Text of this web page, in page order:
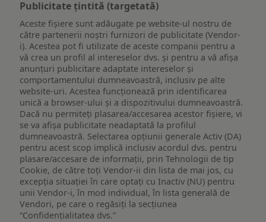
Publicitate țintită (targetată)
Aceste fișiere sunt adăugate pe website-ul nostru de
către partenerii noștri furnizori de publicitate (Vendor-
i). Acestea pot fi utilizate de aceste companii pentru a
vă crea un profil al intereselor dvs. și pentru a vă afișa
anunțuri publicitare adaptate intereselor și
comportamentului dumneavoastră, inclusiv pe alte
website-uri. Acestea funcționează prin identificarea
unică a browser-ului și a dispozitivului dumneavoastră.
Dacă nu permiteți plasarea/accesarea acestor fișiere, vi
se va afișa publicitate neadaptată la profilul
dumneavoastră. Selectarea opțiunii generale Activ (DA)
pentru acest scop implică inclusiv acordul dvs. pentru
plasare/accesare de informații, prin Tehnologii de tip
Cookie, de către toți Vendor-ii din lista de mai jos, cu
excepția situației în care optați cu Inactiv (NU) pentru
unii Vendor-i, în mod individual, în lista generală de
Vendori, pe care o regăsiți la secțiunea
“Confidențialitatea dvs.”